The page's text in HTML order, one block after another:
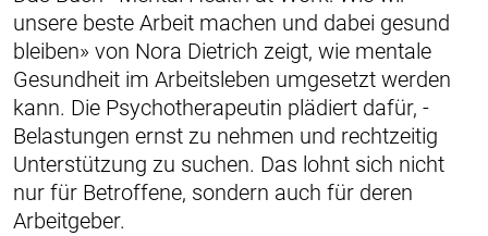
unsere beste Arbeit machen und ­dabei gesund
bleiben» von Nora Dietrich zeigt, wie mentale
Gesundheit im ­Arbeitsleben umgesetzt werden
kann. Die Psychotherapeutin plädiert dafür, ­
Belastungen ernst zu nehmen und rechtzeitig
Unterstützung zu suchen. Das lohnt sich nicht
nur für Betroffene, sondern auch für deren
Arbeitgeber.